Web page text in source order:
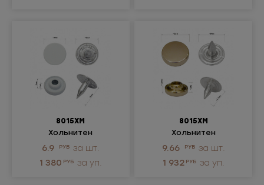
8015ХМ
Хольнитен
металлический
6.9 РУБ за шт.
1 380 РУБ за уп.
8015ХМ
Хольнитен
металлический
9.66 РУБ за шт.
1 932 РУБ за уп.